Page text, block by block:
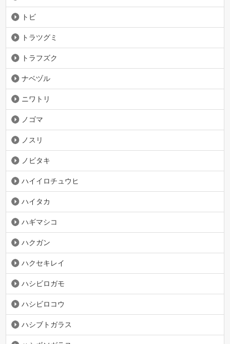
トビ
トラツグミ
トラフズク
ナベヅル
ニワトリ
ノゴマ
ノスリ
ノビタキ
ハイイロチュウヒ
ハイタカ
ハギマシコ
ハクガン
ハクセキレイ
ハシビロガモ
ハシビロコウ
ハシブトガラス